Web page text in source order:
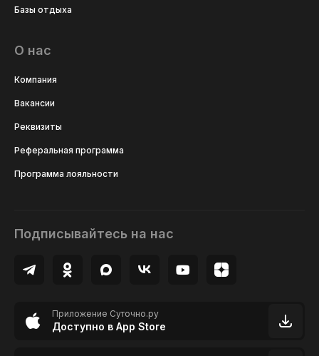
Базы отдыха
О нас
Компания
Вакансии
Реквизиты
Реферальная программа
Программа лояльности
Подписывайтесь на нас
Приложение Суточно.ру
Доступно в App Store